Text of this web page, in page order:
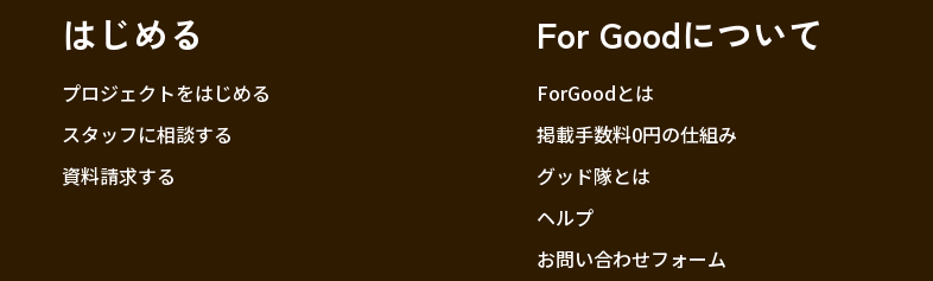
はじめる
プロジェクトをはじめる
スタッフに相談する
資料請求する
For Goodについて
ForGoodとは
掲載手数料0円の仕組み
グッド隊とは
ヘルプ
お問い合わせフォーム